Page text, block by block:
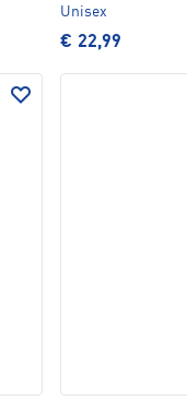
Unisex
€ 22,99